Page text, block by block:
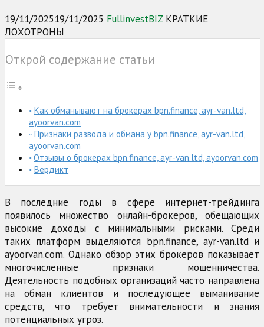
19/11/202519/11/2025 FullinvestBIZ КРАТКИЕ
ЛОХОТРОНЫ
Открой содержание статьи
Как обманывают на брокерах bpn.finance, ayr-van.ltd,
ayoorvan.com
Признаки развода и обмана у bpn.finance, ayr-van.ltd,
ayoorvan.com
Отзывы о брокерах bpn.finance, ayr-van.ltd, ayoorvan.com
Вердикт
В последние годы в сфере интернет-трейдинга
появилось множество онлайн-брокеров, обещающих
высокие доходы с минимальными рисками. Среди
таких платформ выделяются bpn.finance, ayr-van.ltd и
ayoorvan.com. Однако обзор этих брокеров показывает
многочисленные признаки мошенничества.
Деятельность подобных организаций часто направлена
на обман клиентов и последующее выманивание
средств, что требует внимательности и знания
потенциальных угроз.